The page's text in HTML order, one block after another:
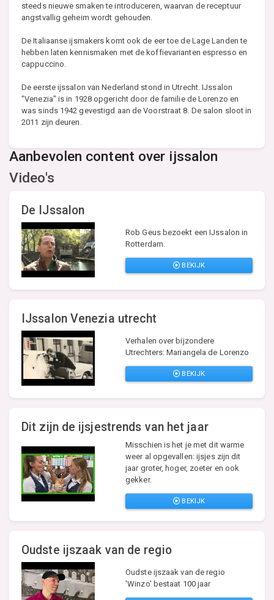
steeds nieuwe smaken te introduceren, waarvan de receptuur
angstvallig geheim wordt gehouden.
De Italiaanse ijsmakers komt ook de eer toe de Lage Landen te
hebben laten kennismaken met de koffievarianten espresso en
cappuccino.
De eerste ijssalon van Nederland stond in Utrecht. IJssalon
"Venezia" is in 1928 opgericht door de familie de Lorenzo en
was sinds 1942 gevestigd aan de Voorstraat 8. De salon sloot in
2011 zijn deuren.
Aanbevolen content over ijssalon
Video's
De IJssalon
Rob Geus bezoekt een IJssalon in
Rotterdam.
BEKIJK
IJssalon Venezia utrecht
Verhalen over bijzondere
Utrechters: Mariangela de Lorenzo
BEKIJK
Dit zijn de ijsjestrends van het jaar
Misschien is het je met dit warme
weer al opgevallen: ijsjes zijn dit
jaar groter, hoger, zoeter en ook
gekker.
BEKIJK
Oudste ijszaak van de regio
Oudste ijszaak van de regio
'Winzo' bestaat 100 jaar